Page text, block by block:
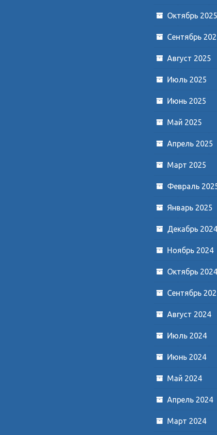
Октябрь 2025
Сентябрь
Август 2025
Июль 2025
Июнь 2025
Май 2025
Апрель 2025
Март 2025
Февраль
Январь 2025
Декабрь 2024
Ноябрь 2024
Октябрь 2024
Сентябрь
Август 2024
Июль 2024
Июнь 2024
Май 2024
Апрель 2024
Март 2024